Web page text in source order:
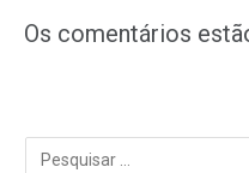
Os comentários